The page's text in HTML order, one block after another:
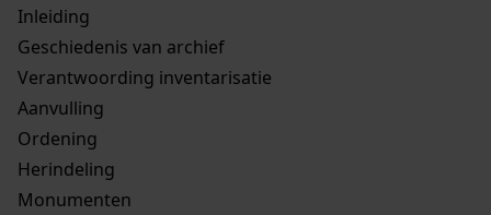
Inleiding
Geschiedenis van archief
Verantwoording inventarisatie
Aanvulling
Ordening
Herindeling
Monumenten